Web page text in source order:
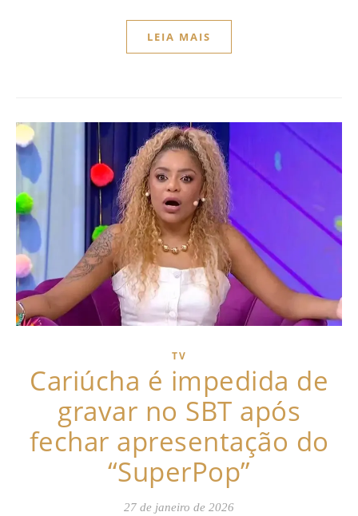
LEIA MAIS
TV
Cariúcha é impedida de
gravar no SBT após
fechar apresentação do
“SuperPop”
27 de janeiro de 2026